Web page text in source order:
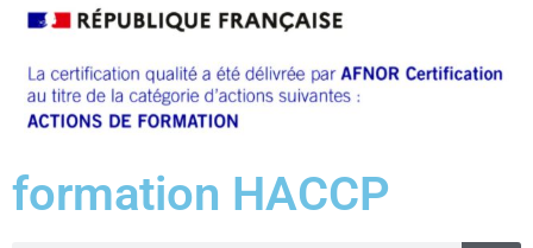
formation HACCP